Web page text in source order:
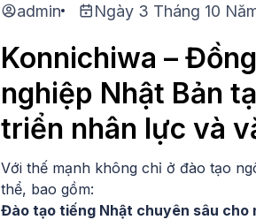
admin Ngày 3 Tháng 10
Konnichiwa –
nghiệp Nhật Bản
triển nhân lực và
Với thế mạnh không chỉ ở đào tạo
thể, bao gồm:
Đào tạo tiếng Nhật chuyên sâu cho